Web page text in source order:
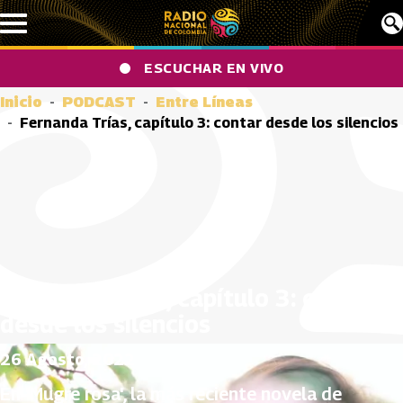
Pasar al contenido principal
ESCUCHAR EN VIVO
Inicio PODCAST
Entre Líneas
Fernanda Trías, capítulo 3: contar desde los silencios
26 Agosto, 2022
En 'Mugre rosa', la más reciente novela de